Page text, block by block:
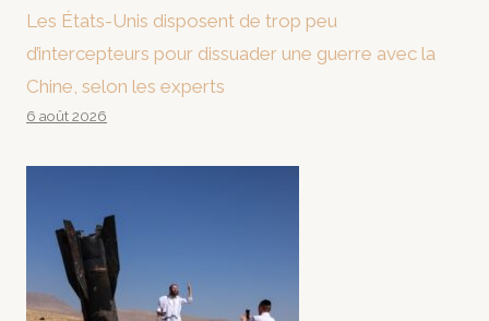
Les États-Unis disposent de trop peu
d’intercepteurs pour dissuader une guerre avec la
Chine, selon les experts
6 août 2026